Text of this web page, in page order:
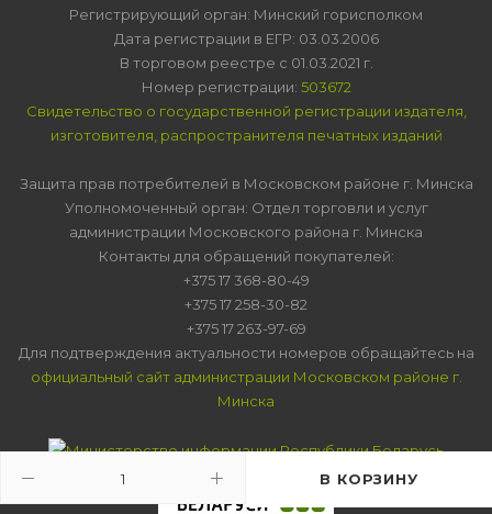
В КОРЗИНУ
Регистрирующий орган: Минский горисполком
Дата регистрации в ЕГР: 03.03.2006
В торговом реестре с 01.03.2021 г.
Номер регистрации: 503672
Свидетельство о государственной регистрации издателя,
изготовителя, распространителя печатных изданий
Защита прав потребителей в Московском районе г. Минска
Уполномоченный орган: Отдел торговли и услуг
администрации Московского района г. Минска
Контакты для обращений покупателей:
+375 17 368-80-49
+375 17 258-30-82
+375 17 263-97-69
Для подтверждения актуальности номеров обращайтесь на
официальный сайт администрации Московском районе г.
Минска